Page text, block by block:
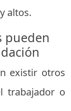
altos.
pueden
existir otros
trabajador o